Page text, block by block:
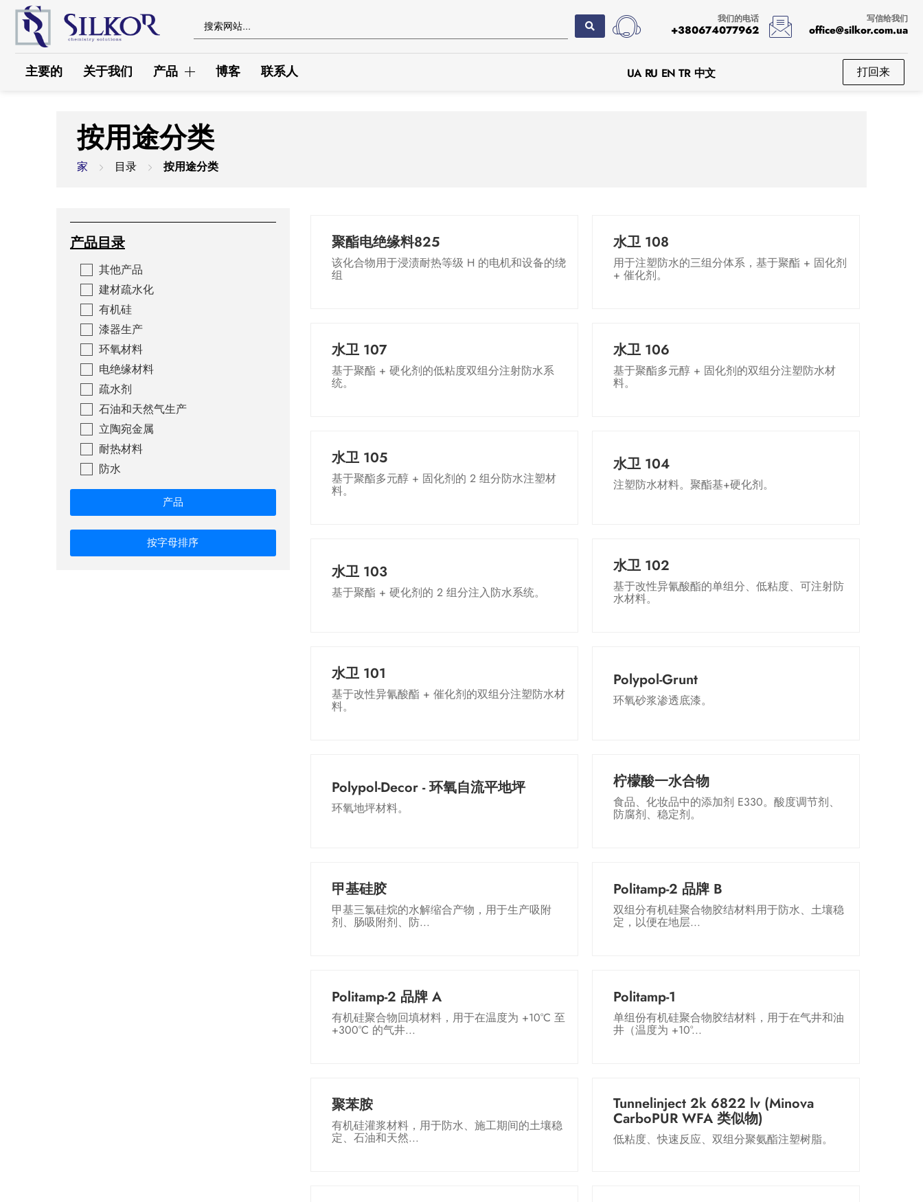
我们的电话
+380674077962
写信给我们
office@silkor.com.ua
主要的 关于我们 产品
环氧产品
硅酸乙酯
注塑防水
硅胶胶粘材料
电绝漆
耐热树脂
Епоксидні смоли для електротехнічного
застосування
功能性聚硅氧烷
电绝缘化合物
按字母顺序排序
博客 联系人 UA RU EN TR 中文 打回来
按用途分类
家 目录 按用途分类
产品目录
其他产品
建材疏水化
有机硅
漆器生产
环氧材料
电绝缘材料
疏水剂
石油和天然气生产
立陶宛金属
耐热材料
防水
产品
按字母排序
聚酯电绝缘料825
该化合物用于浸渍耐热等级 H 的电机和设备的绕
组
水卫 108
用于注塑防水的三组分体系，基于聚酯 + 固化剂
+ 催化剂。
水卫 107
基于聚酯 + 硬化剂的低粘度双组分注射防水系
统。
水卫 106
基于聚酯多元醇 + 固化剂的双组分注塑防水材
料。
水卫 105
基于聚酯多元醇 + 固化剂的 2 组分防水注塑材
料。
水卫 104
注塑防水材料。聚酯基+硬化剂。
水卫 103
基于聚酯 + 硬化剂的 2 组分注入防水系统。
水卫 102
基于改性异氰酸酯的单组分、低粘度、可注射防
水材料。
水卫 101
基于改性异氰酸酯 + 催化剂的双组分注塑防水材
料。
Polypol-Grunt
环氧砂浆渗透底漆。
Polypol-Decor - 环氧自流平地坪
环氧地坪材料。
柠檬酸一水合物
食品、化妆品中的添加剂 E330。酸度调节剂、
防腐剂、稳定剂。
甲基硅胶
甲基三氯硅烷的水解缩合产物，用于生产吸附
剂、肠吸附剂、防...
Politamp-2 品牌 B
双组分有机硅聚合物胶结材料用于防水、土壤稳
定，以便在地层...
Politamp-2 品牌 A
有机硅聚合物回填材料，用于在温度为 +10°С 至
+300°С 的气井...
Politamp-1
单组份有机硅聚合物胶结材料，用于在气井和油
井（温度为 +10°...
聚苯胺
有机硅灌浆材料，用于防水、施工期间的土壤稳
定、石油和天然...
Tunnelinject 2k 6822 lv (Minova
CarboPUR WFA 类似物)
低粘度、快速反应、双组分聚氨酯注塑树脂。